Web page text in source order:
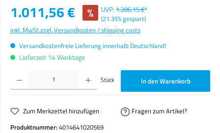
Verkaufspreis:
1.011,56 € % UVP: 1.286,15 €*
(21.35% gespart)
inkl. MwSt.zzgl. Versandkosten / shipping costs
Versandkostenfreie Lieferung innerhalb Deutschland!
Lieferzeit 14 Werktage
Produkt Anzahl: Gib den gewünschten Wert ein oder benutze die Schaltflächen um die Anzahl zu
Stück In den Warenkorb
Zum Merkzettel hinzufügen
Fragen zum Artikel?
Produktnummer:4014641020569